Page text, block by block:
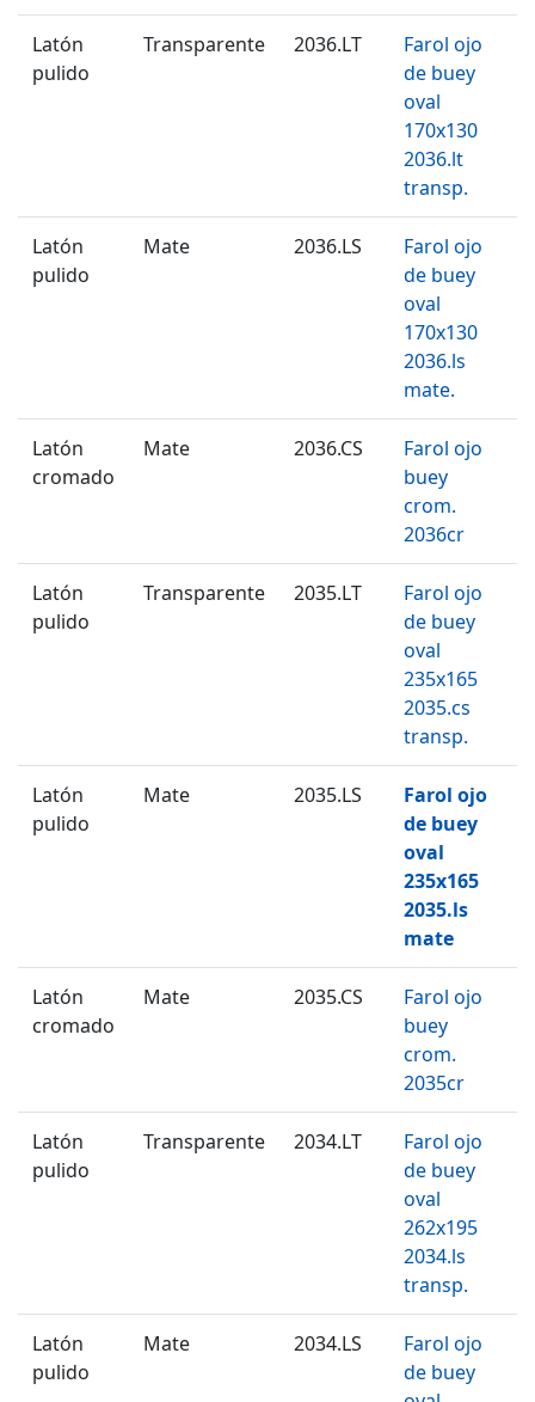
Latón
pulido
Transparente 2036.LT
Farol ojo
de buey
oval
170x130
2036.lt
transp.
Latón
pulido
Mate 2036.LS
Farol ojo
de buey
oval
170x130
2036.ls
mate.
Latón
cromado
Mate 2036.CS
Farol ojo
buey
crom.
2036cr
Latón
pulido
Transparente 2035.LT
Farol ojo
de buey
oval
235x165
2035.cs
transp.
Latón
pulido
Mate 2035.LS
Farol ojo
de buey
oval
235x165
2035.ls
mate
Latón
cromado
Mate 2035.CS
Farol ojo
buey
crom.
2035cr
Latón
pulido
Transparente 2034.LT
Farol ojo
de buey
oval
262x195
2034.ls
transp.
Latón
pulido
Mate 2034.LS
Farol ojo
de buey